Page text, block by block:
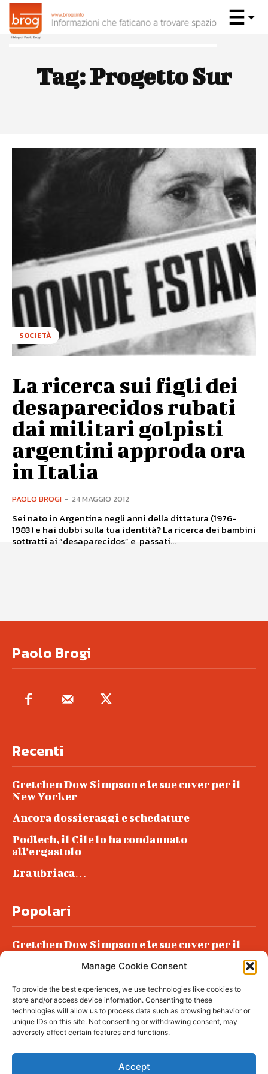
Manage Cookie Consent
To provide the best experiences, we use technologies like cookies to
store and/or access device information. Consenting to these
technologies will allow us to process data such as browsing behavior or
unique IDs on this site. Not consenting or withdrawing consent, may
adversely affect certain features and functions.
Accept
Tag:Progetto Sur
SOCIETÀ
La ricerca sui figli dei
desaparecidos rubati
dai militari golpisti
argentini approda ora
in Italia
PAOLO BROGI - 24 MAGGIO 2012
Sei nato in Argentina negli anni della dittatura (1976-
1983) e hai dubbi sulla tua identità? La ricerca dei bambini
sottratti ai “desaparecidos” e passati...
Paolo Brogi
Recenti
Gretchen Dow Simpson e le sue cover per il
New Yorker
Ancora dossieraggi e schedature
Podlech, il Cile lo ha condannato
all’ergastolo
Era ubriaca…
Popolari
Gretchen Dow Simpson e le sue cover per il
Podlech, il Cile lo ha condannato
all’ergastolo
Era ubriaca…